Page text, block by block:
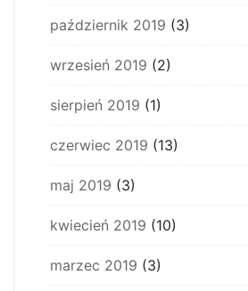
październik 2019 (3)
wrzesień 2019 (2)
sierpień 2019 (1)
czerwiec 2019 (13)
maj 2019 (3)
kwiecień 2019 (10)
marzec 2019 (3)